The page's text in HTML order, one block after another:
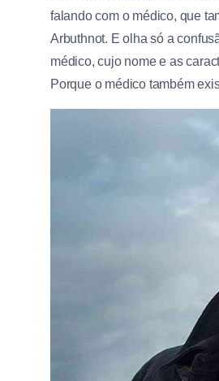
falando com o médico, que
Arbuthnot. E olha só a
médico, cujo nome e as
Porque o médico também